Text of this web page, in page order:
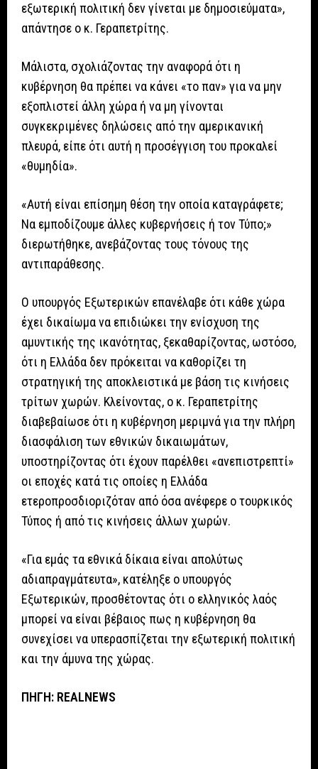
εξωτερική πολιτική δεν γίνεται με δημοσιεύματα»,
απάντησε ο κ. Γεραπετρίτης.
Μάλιστα, σχολιάζοντας την αναφορά ότι η
κυβέρνηση θα πρέπει να κάνει «το παν» για να μην
εξοπλιστεί άλλη χώρα ή να μη γίνονται
συγκεκριμένες δηλώσεις από την αμερικανική
πλευρά, είπε ότι αυτή η προσέγγιση του προκαλεί
«θυμηδία».
«Αυτή είναι επίσημη θέση την οποία καταγράφετε;
Να εμποδίζουμε άλλες κυβερνήσεις ή τον Τύπο;»
διερωτήθηκε, ανεβάζοντας τους τόνους της
αντιπαράθεσης.
Ο υπουργός Εξωτερικών επανέλαβε ότι κάθε χώρα
έχει δικαίωμα να επιδιώκει την ενίσχυση της
αμυντικής της ικανότητας, ξεκαθαρίζοντας, ωστόσο,
ότι η Ελλάδα δεν πρόκειται να καθορίζει τη
στρατηγική της αποκλειστικά με βάση τις κινήσεις
τρίτων χωρών. Κλείνοντας, ο κ. Γεραπετρίτης
διαβεβαίωσε ότι η κυβέρνηση μεριμνά για την πλήρη
διασφάλιση των εθνικών δικαιωμάτων,
υποστηρίζοντας ότι έχουν παρέλθει «ανεπιστρεπτί»
οι εποχές κατά τις οποίες η Ελλάδα
ετεροπροσδιοριζόταν από όσα ανέφερε ο τουρκικός
Τύπος ή από τις κινήσεις άλλων χωρών.
«Για εμάς τα εθνικά δίκαια είναι απολύτως
αδιαπραγμάτευτα», κατέληξε ο υπουργός
Εξωτερικών, προσθέτοντας ότι ο ελληνικός λαός
μπορεί να είναι βέβαιος πως η κυβέρνηση θα
συνεχίσει να υπερασπίζεται την εξωτερική πολιτική
και την άμυνα της χώρας.
ΠΗΓΗ: REALNEWS